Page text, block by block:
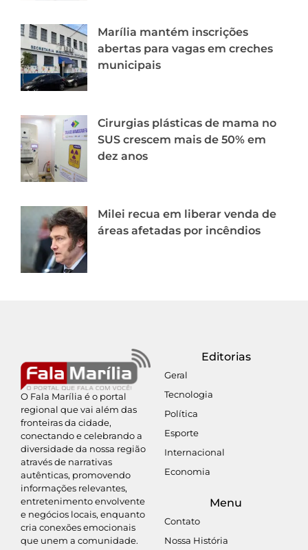
Marília mantém inscrições
abertas para vagas em creches
municipais
Cirurgias plásticas de mama no
SUS crescem mais de 50% em
dez anos
Milei recua em liberar venda de
áreas afetadas por incêndios
O Fala Marília é o portal
regional que vai além das
fronteiras da cidade,
conectando e celebrando a
diversidade da nossa região
através de narrativas
autênticas, promovendo
informações relevantes,
entretenimento envolvente
e negócios locais, enquanto
cria conexões emocionais
que unem a comunidade.
Editorias
Geral
Tecnologia
Política
Esporte
Internacional
Economia
Menu
Contato
Nossa História